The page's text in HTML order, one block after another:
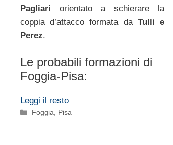
Pagliari orientato a schierare la
coppia d’attacco formata da Tulli e
Perez.
Le probabili formazioni di
Foggia-Pisa:
Leggi il resto
Categorie
Foggia, Pisa